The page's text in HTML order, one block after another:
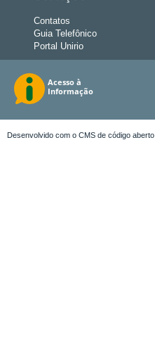
Contatos
Guia Telefônico
Portal Unirio
Desenvolvido com o CMS de código aberto